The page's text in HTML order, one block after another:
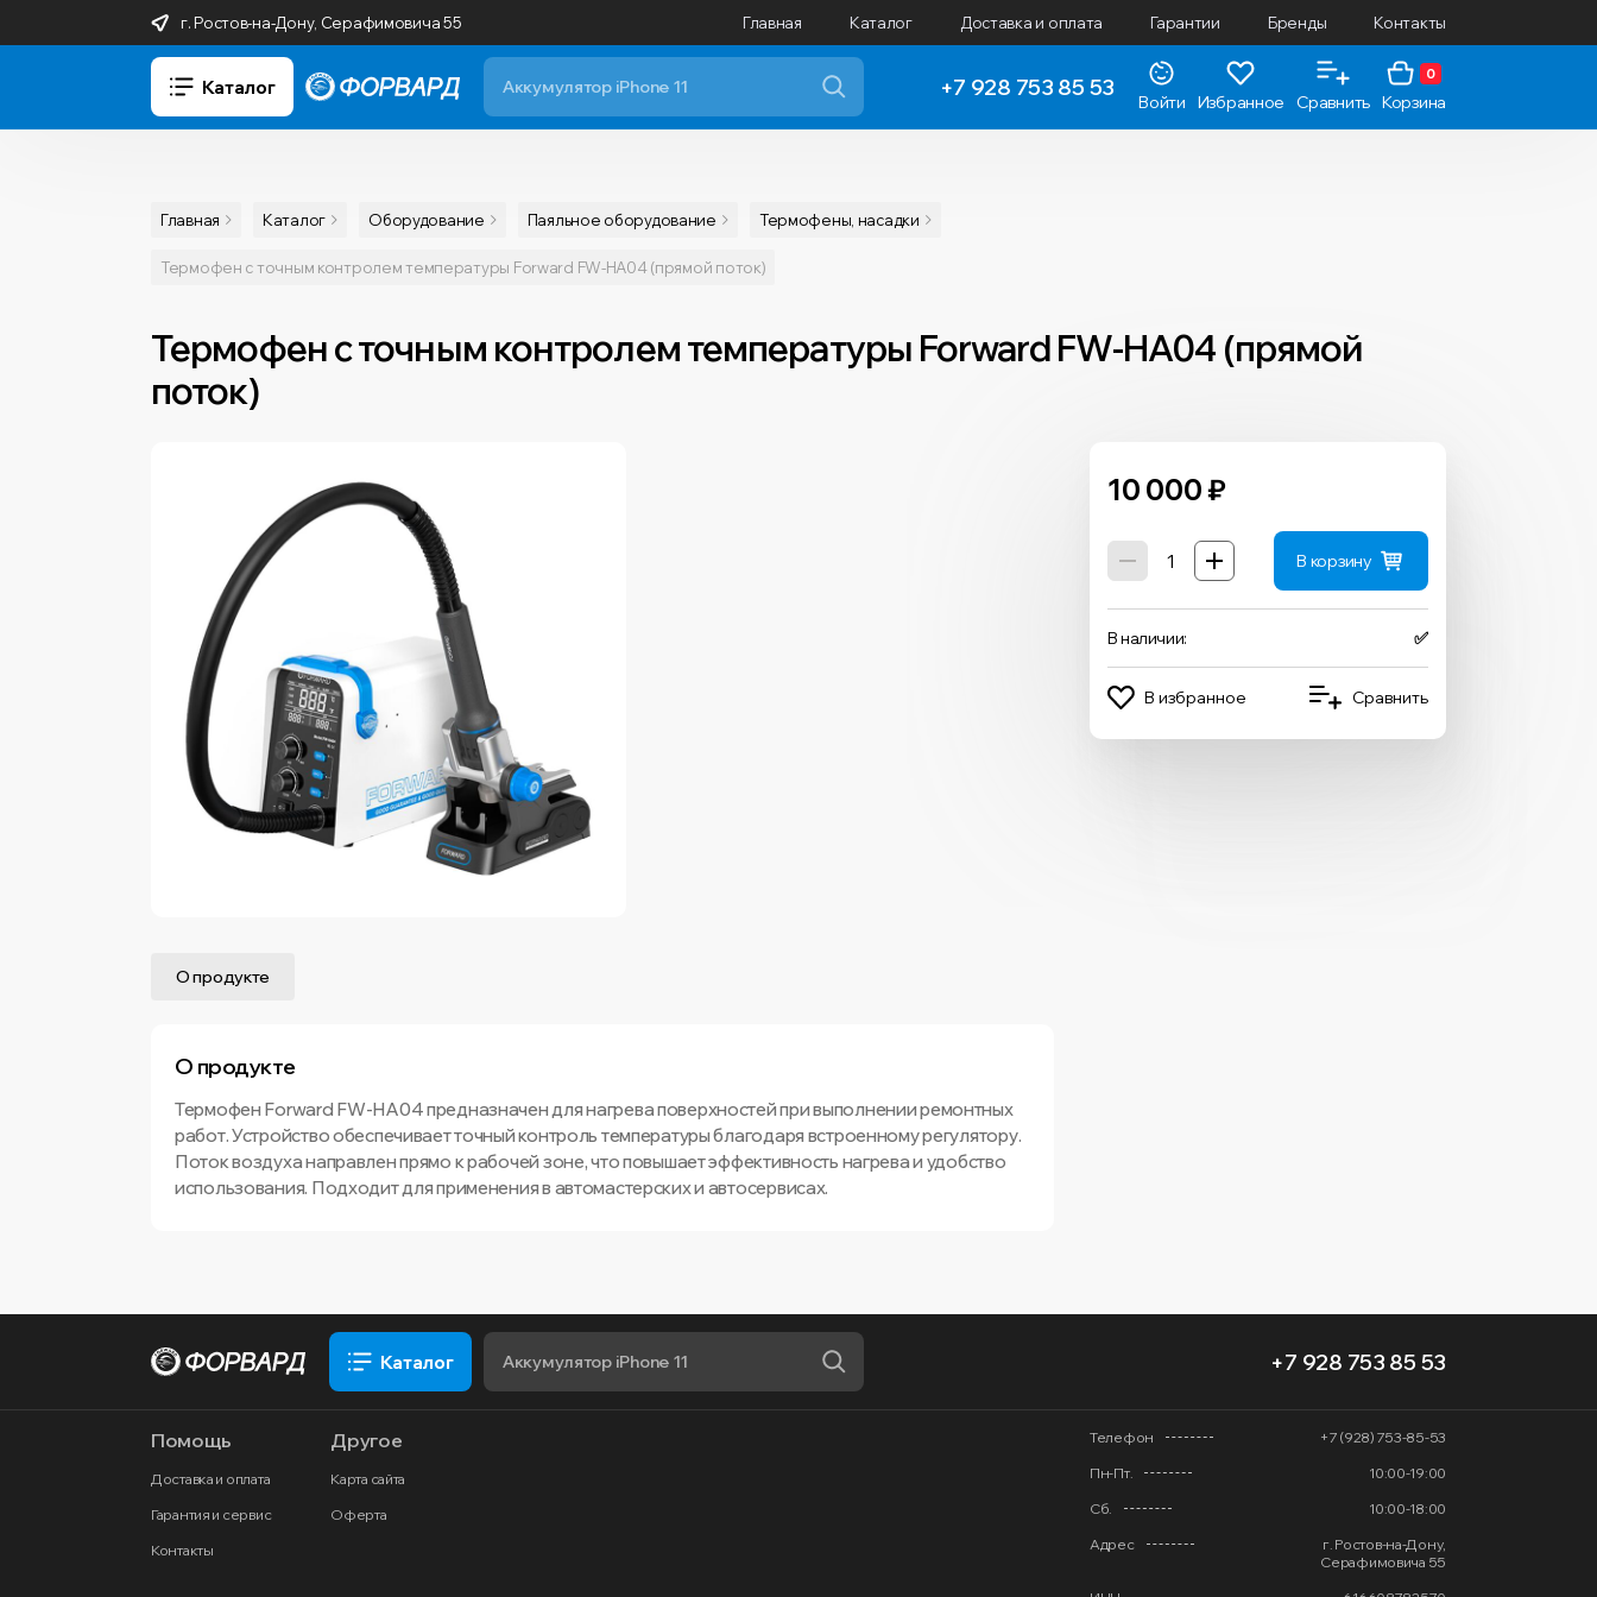
г. Ростов-на-Дону, Серафимовича 55 Главная Каталог Доставка и оплата Гарантии Бренды Контакты
Каталог +7 928 753 85 53
Войти Избранное Сравнить
0
Корзина
Главная Каталог Оборудование Паяльное оборудование Термофены, насадки
Термофен с точным контролем температуры Forward FW-HA04 (прямой поток)
Термофен с точным контролем температуры Forward FW-HA04 (прямой
поток)
10 000₽
В корзину
В наличии: ✅
В избранное Сравнить
О продукте
О продукте
Термофен Forward FW-HA04 предназначен для нагрева поверхностей при выполнении ремонтных
работ. Устройство обеспечивает точный контроль температуры благодаря встроенному регулятору.
Поток воздуха направлен прямо к рабочей зоне, что повышает эффективность нагрева и удобство
использования. Подходит для применения в автомастерских и автосервисах.
Каталог +7 928 753 85 53
Помощь
Доставка и оплата
Гарантия и сервис
Контакты
Другое
Карта сайта
Оферта
Телефон
+7 (928) 753-85-53
Пн-Пт.
10:00-19:00
Сб.
10:00-18:00
Адрес
г. Ростов-на-Дону,
Серафимовича 55